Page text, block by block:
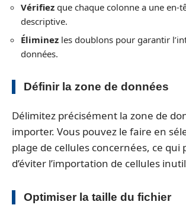
Vérifiez que chaque colonne a une en-
descriptive.
Éliminez les doublons pour garantir
données.
Définir la zone de données
Délimitez précisément la zone de
importer. Vous pouvez le faire en
plage de cellules concernées, ce qui
d’éviter l’importation de cellules
Optimiser la taille du fichier